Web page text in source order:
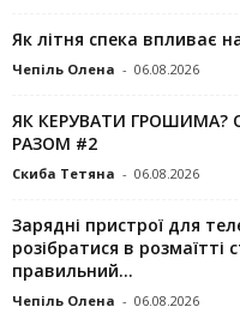
Як літня спека впливає
Чепіль Олена - 06.08.2026
ЯК КЕРУВАТИ ГРОШИМА?
РАЗОМ #2
Скиба Тетяна - 06.08.2026
Зарядні пристрої для
розібратися в розмаїтті
правильний...
Чепіль Олена - 06.08.2026